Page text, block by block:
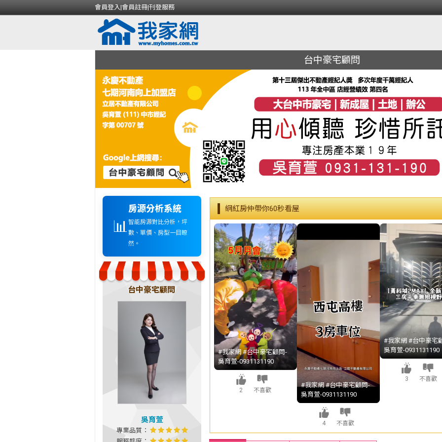
會員登入|會員註冊|刊登服務
台中豪宅顧問
📊
房源分析系統
智能房源對比分析，坪
數、單價、房型一目瞭
然。
台中豪宅顧問
吳育萱
專業品質：
網紅房仲帶你60秒看屋
#我家網 #台中豪宅顧問-
吳育萱-0931131190
2 不喜歡
#我家網 #台中豪宅顧問-
吳育萱-0931131190
4 不喜歡
#我家網 #台中豪宅
吳育萱-0931131190
3 不喜歡